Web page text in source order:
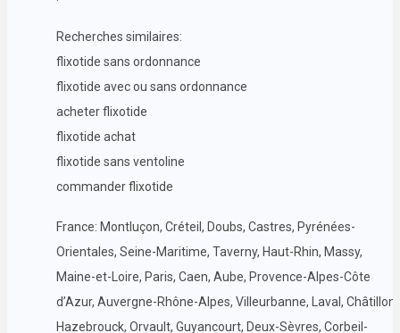
Recherches similaires:
flixotide sans ordonnance
flixotide avec ou sans ordonnance
acheter flixotide
flixotide achat
flixotide sans ventoline
commander flixotide
France: Montluçon, Créteil, Doubs, Castres, Pyrénées-
Orientales, Seine-Maritime, Taverny, Haut-Rhin, Massy,
Maine-et-Loire, Paris, Caen, Aube, Provence-Alpes-Côte
d’Azur, Auvergne-Rhône-Alpes, Villeurbanne, Laval, Châtillon,
Hazebrouck, Orvault, Guyancourt, Deux-Sèvres, Corbeil-